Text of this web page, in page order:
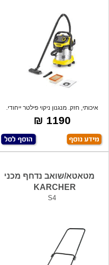
איכותי, חזק. מנגנון ניקוי פילטר ייחודי.
1190 ₪
מטאטא/שואב נדחף מכני
KARCHER
S4